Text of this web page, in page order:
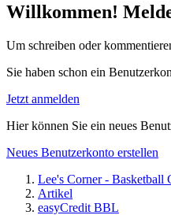
Willkommen!
Um schreiben oder
Sie haben schon ein
Jetzt anmelden
Hier können Sie ein neues
Neues Benutzerkonto erstellen
Lee's Corner - Basketball
Artikel
easyCredit BBL